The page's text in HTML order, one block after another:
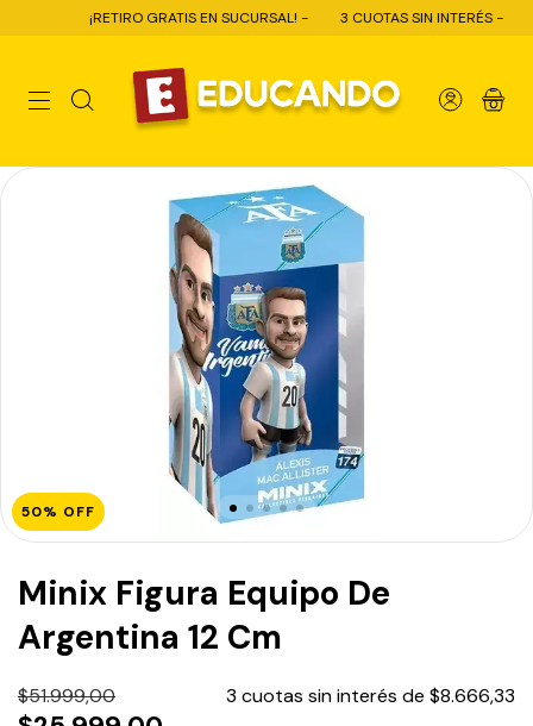
¡RETIRO GRATIS EN SUCURSAL! - 3 CUOTAS SIN INTERÉS - 10%
0
50% OFF
Minix Figura Equipo De
Argentina 12 Cm
$51.999,00 3 cuotas sin interés de $8.666,33